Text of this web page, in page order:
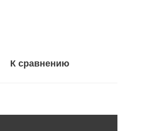
К сравнению